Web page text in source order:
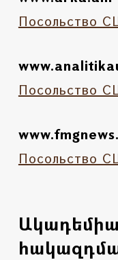
Посольство
Посольство
Посольство